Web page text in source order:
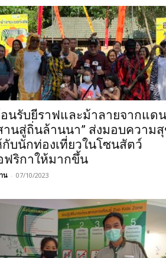
อนรับยีราฟและม้าลายจากแดน
านสู่ถิ่นล้านนา” ส่งมอบความ
กับนักท่องเที่ยวในโซนสัตว์
ฟริกาให้มากขึ้น
น - 07/10/2023